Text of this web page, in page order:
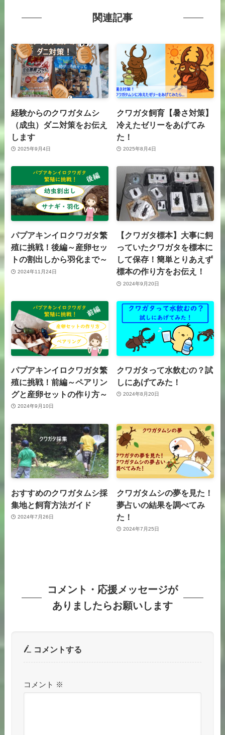
関連記事
経験からのクワガタムシ
（成虫）ダニ対策をお伝え
します
2025年9月4日
クワガタ飼育【暑さ対策】
冷えたゼリーをあげてみ
た！
2025年8月4日
パプアキンイロクワガタ繁
殖に挑戦！後編～産卵セッ
トの割出しから羽化まで～
2024年11月24日
【クワガタ標本】大事に飼
っていたクワガタを標本に
して保存！簡単とりあえず
標本の作り方をお伝え！
2024年9月20日
パプアキンイロクワガタ繁
殖に挑戦！前編～ペアリン
グと産卵セットの作り方～
2024年9月10日
クワガタって水飲むの？試
しにあげてみた！
2024年8月20日
おすすめのクワガタムシ採
集地と飼育方法ガイド
2024年7月26日
クワガタムシの夢を見た！
夢占いの結果を調べてみ
た！
2024年7月25日
コメント・応援メッセージが
ありましたらお願いします
コメントする
コメント ※